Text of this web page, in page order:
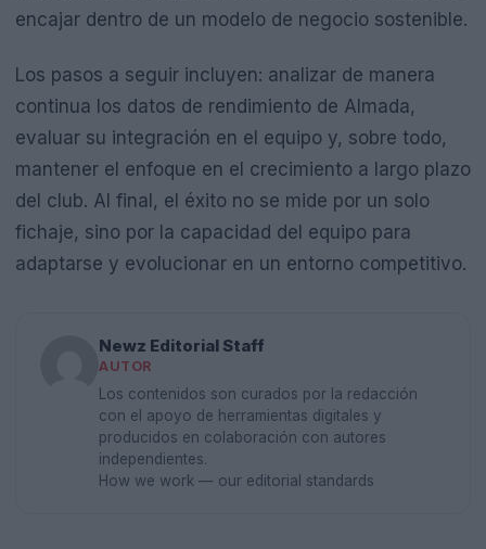
encajar dentro de un modelo de negocio sostenible.
Los pasos a seguir incluyen: analizar de manera
continua los datos de rendimiento de Almada,
evaluar su integración en el equipo y, sobre todo,
mantener el enfoque en el crecimiento a largo plazo
del club. Al final, el éxito no se mide por un solo
fichaje, sino por la capacidad del equipo para
adaptarse y evolucionar en un entorno competitivo.
Newz Editorial Staff
AUTOR
Los contenidos son curados por la redacción
con el apoyo de herramientas digitales y
producidos en colaboración con autores
independientes.
How we work — our editorial standards